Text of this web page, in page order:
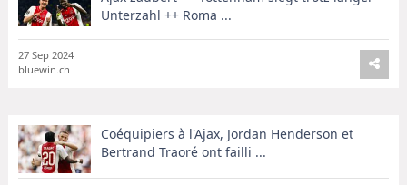
Unterzahl ++ Roma ...
27 Sep 2024
bluewin.ch
Coéquipiers à l'Ajax, Jordan Henderson et
Bertrand Traoré ont failli ...